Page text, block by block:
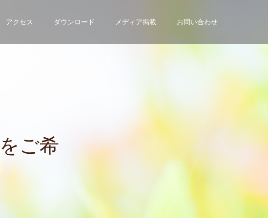
アクセス ダウンロード メディア掲載 お問い合わせ
希 望の は